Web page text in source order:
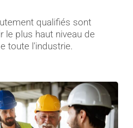
qualifiés sont
le plus haut niveau de
toute l'industrie.